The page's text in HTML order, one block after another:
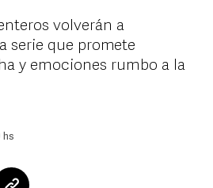
volverán a
serie que promete
y emociones rumbo a la
hs